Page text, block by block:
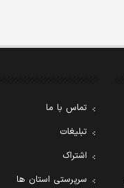
تماس با ما
تبلیغات
اشتراک
سرپرستی استان ها